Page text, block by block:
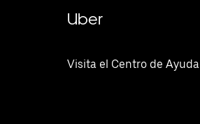
Uber
Visita el Centro de Ayuda